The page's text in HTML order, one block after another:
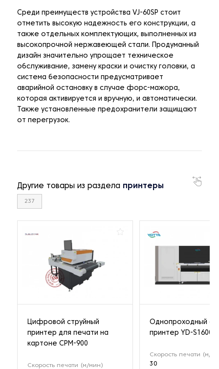
Среди преимуществ устройства VJ-60SP стоит
отметить высокую надежность его конструкции, а
также отдельных комплектующих, выполненных из
высокопрочной нержавеющей стали. Продуманный
дизайн значительно упрощает техническое
обслуживание, замену краски и очистку головки, а
система безопасности предусматривает
аварийной остановку в случае форс-мажора,
которая активируется и вручную, и автоматически.
Также установленные предохранители защищают
от перегрузок.
Другие товары из раздела принтеры
237
Цифровой струйный
принтер для печати на
картоне CPM-900
Скорость печати (м/мин)
Однопроходный
принтер YD-S1600
Скорость печати (м/
30